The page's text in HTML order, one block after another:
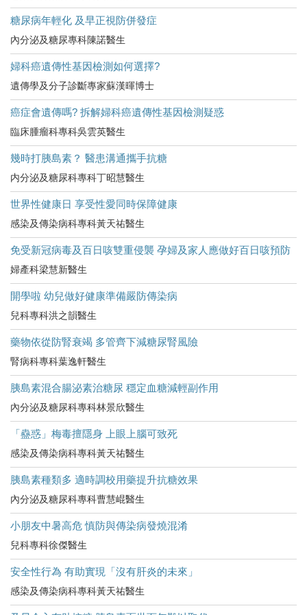
糖尿病年輕化 及早正視防併發症
內分泌及糖尿專科陳諾醫生
婦科癌遺傳性基因檢測如何選擇?
遺傳學及分子診斷專家蘇漢暉博士
癌症會遺傳嗎? 拆解婦科癌遺傳性基因檢測疑惑
臨床腫瘤科專科吳雲英醫生
幾時打胰島素？ 醫患溝通攜手抗糖
内分泌及糖尿科專科丁昭慧醫生
世界性健康日 享受性愛同時保障健康
感染及傳染病科專科黃天祐醫生
免受新冠病毒及百日咳雙重侵襲 孕婦及家人應做好百日咳預防
婦產科梁慧新醫生
開學啦 幼兒做好健康準備嚴防傳染病
兒科專科洪之韻醫生
藥物依從防腎衰竭 多管齊下減糖尿腎風險
腎病科專科葉逸軒醫生
胰島素混合腸泌素治糖尿 穩定血糖減輕副作用
內分泌及糖尿科專科林景欣醫生
「蠱惑」梅毒擅隱身 上眼上腦可致死
感染及傳染病科專科黃天祐醫生
胰島素種類多 適時調校用藥提升抗糖效果
內分泌及糖尿科專科曹慧崐醫生
小朋友中暑高危​ 慎防與傳染病發燒混淆
兒科專科徐傑醫生
安全性行為 有助實現「沒有肝炎的未來」
感染及傳染病科專科黃天祐醫生